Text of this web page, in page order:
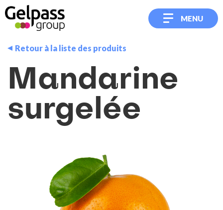
MENU
Retour à la liste des produits
Mandarine
surgelée